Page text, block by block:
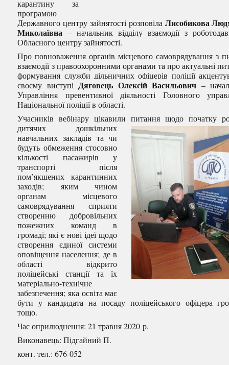
карантину за
програмою
Державного центру зайнятості розповіла Лисобикова
Миколаївна – начальник відділу взаємодії з
Обласного центру зайнятості.
Про повноваження органів місцевого самоврядування з
взаємодії з правоохоронними органами та про актуальні
формування служби дільничних офіцерів поліції
своєму виступіДяговець Олексій Васильович –
Управління превентивної діяльності Головного
Національної поліції в області.
Учасників вебінару цікавили питання щодопочатку
дитячих дошкільних
навчальних закладів та чи
будуть обмеження стосовно
кількості пасажирів у
транспорті після
пом’якшених карантинних
заходів; яким чином
органам місцевого
самоврядування сприяти
створенню добровільних
пожежних команд в
громаді; які є нові ідеї щодо
створення єдиної системи
оповіщення населення; де в
області відкрито
поліцейські станції та їх
матеріально-технічне
забезпечення; яка освіта має
бути у кандидата на посаду поліцейського офіцера
тощо.
Час оприлюднення: 21 травня 2020 р.
Виконавець: Підгайний П.
конт. тел.: 676-052